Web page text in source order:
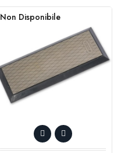
Non Disponibile